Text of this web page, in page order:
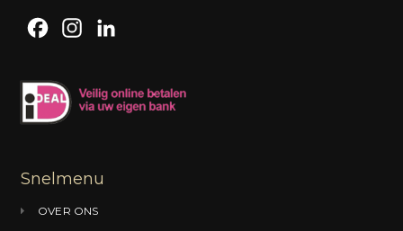
c
e
o
k
t
r
a
k
Snelmenu
OVER ONS